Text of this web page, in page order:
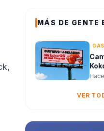
MÁS DE GENTE
las
VER